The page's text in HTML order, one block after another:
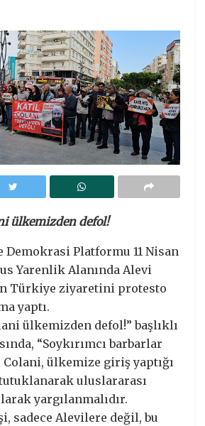
ülkemizden defol!
Demokrasi Platformu 11 Nisan
Yarenlik Alanında Alevi
Türkiye ziyaretini protesto
yaptı.
ülkemizden defol!” başlıklı
“Soykırımcı barbarlar
ülkemize giriş yaptığı
uluslararası
yargılanmalıdır.
sadece Alevilere değil, bu